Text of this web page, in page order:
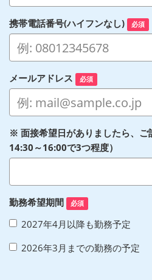
携帯電話番号(ハイフンなし) 必須
メールアドレス 必須
※ 面接希望日がありましたら、ご
14:30～16:00で3つ程度）
勤務希望期間 必須
2027年4月以降も勤務予定
2026年3月までの勤務の予定